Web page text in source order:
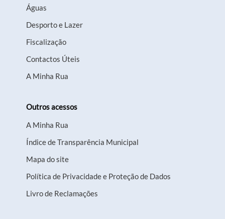
Águas
Desporto e Lazer
Fiscalização
Contactos Úteis
A Minha Rua
Outros acessos
A Minha Rua
Índice de Transparência Municipal
Mapa do site
Política de Privacidade e Proteção de Dados
Livro de Reclamações